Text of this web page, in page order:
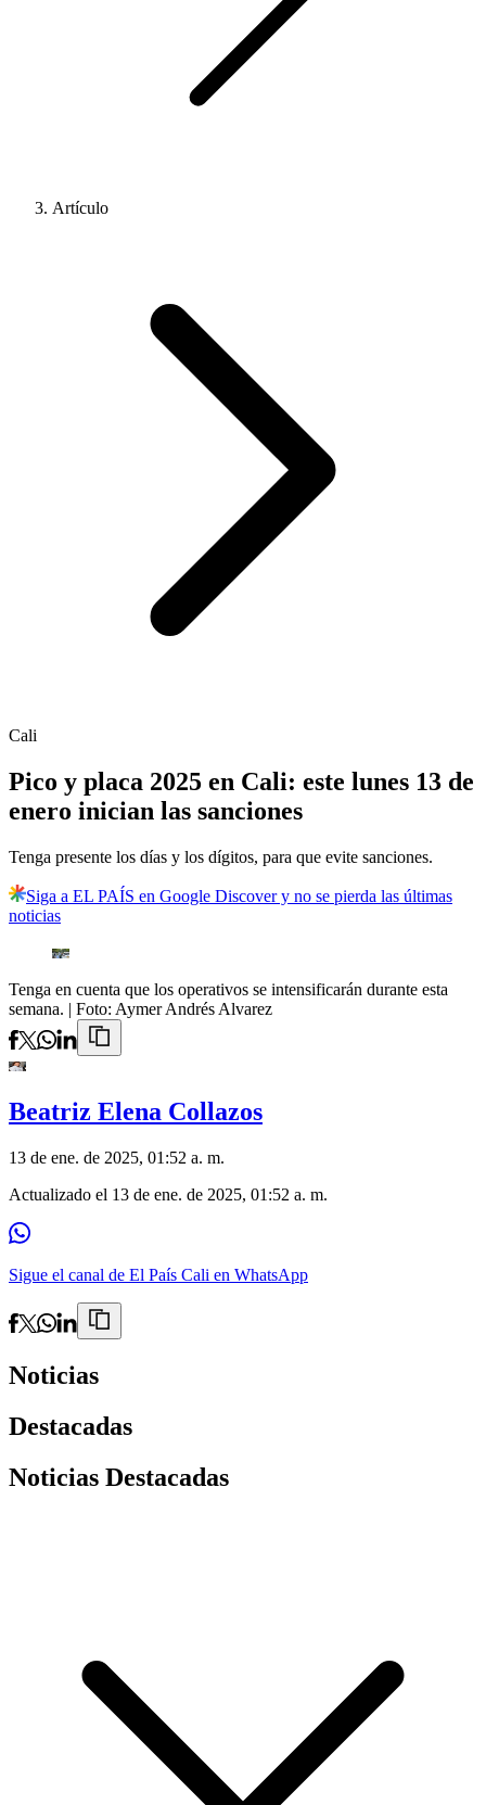
Artículo
Cali
Pico y placa 2025 en Cali: este lunes 13 de
enero inician las sanciones
Tenga presente los días y los dígitos, para que evite sanciones.
Siga a EL PAÍS en Google Discover y no se pierda las últimas
noticias
Tenga en cuenta que los operativos se intensificarán durante esta
semana. | Foto: Aymer Andrés Alvarez
Beatriz Elena Collazos
13 de ene. de 2025, 01:52 a. m.
Actualizado el 13 de ene. de 2025, 01:52 a. m.
Sigue el canal de El País Cali en WhatsApp
Noticias
Destacadas
Noticias Destacadas